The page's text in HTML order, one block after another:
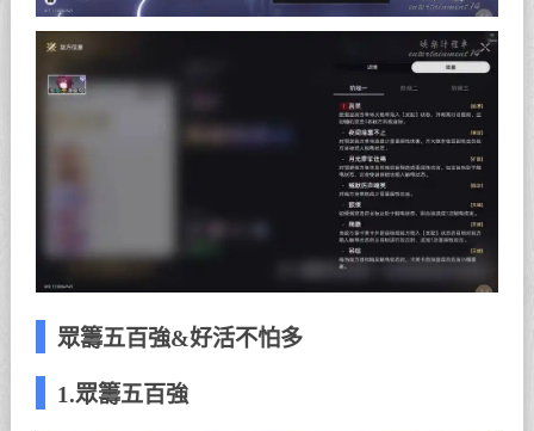
眾籌五百強&好活不怕多
1.眾籌五百強